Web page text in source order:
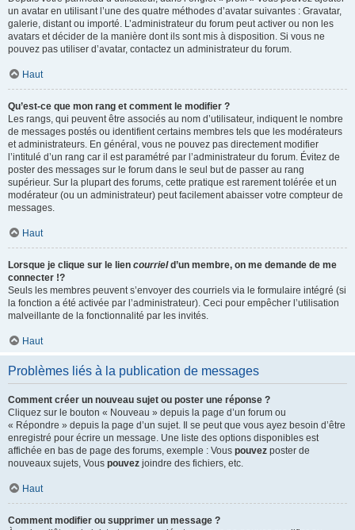
un avatar en utilisant l’une des quatre méthodes d’avatar suivantes : Gravatar,
galerie, distant ou importé. L’administrateur du forum peut activer ou non les
avatars et décider de la manière dont ils sont mis à disposition. Si vous ne
pouvez pas utiliser d’avatar, contactez un administrateur du forum.
Haut
Qu’est-ce que mon rang et comment le modifier ?
Les rangs, qui peuvent être associés au nom d’utilisateur, indiquent le nombre
de messages postés ou identifient certains membres tels que les modérateurs
et administrateurs. En général, vous ne pouvez pas directement modifier
l’intitulé d’un rang car il est paramétré par l’administrateur du forum. Évitez de
poster des messages sur le forum dans le seul but de passer au rang
supérieur. Sur la plupart des forums, cette pratique est rarement tolérée et un
modérateur (ou un administrateur) peut facilement abaisser votre compteur de
messages.
Haut
Lorsque je clique sur le lien courrield’un membre, on me demande de me
connecter !?
Seuls les membres peuvent s’envoyer des courriels via le formulaire intégré (si
la fonction a été activée par l’administrateur). Ceci pour empêcher l’utilisation
malveillante de la fonctionnalité par les invités.
Haut
Problèmes liés à la publication de messages
Comment créer un nouveau sujet ou poster une réponse ?
Cliquez sur le bouton « Nouveau » depuis la page d’un forum ou
« Répondre » depuis la page d’un sujet. Il se peut que vous ayez besoin d’être
enregistré pour écrire un message. Une liste des options disponibles est
affichée en bas de page des forums, exemple : Vous pouvez poster de
nouveaux sujets, Vous pouvez joindre des fichiers, etc.
Haut
Comment modifier ou supprimer un message ?